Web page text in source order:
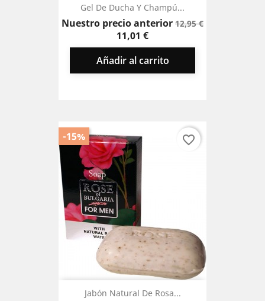
Gel De Ducha Y Champú...
Nuestro precio anteriorPrecio
12,95 €Precio
11,01 €
Añadir al carrito
Jabón Natural De Rosa...
-15% favorite_border